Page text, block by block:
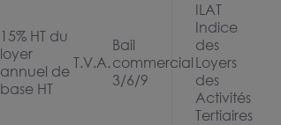
15% HT du
loyer
annuel de
base HT
T.V.A.
Bail
commercial
3/6/9
ILAT
Indice
des
Loyers
des
Activités
Tertiaires